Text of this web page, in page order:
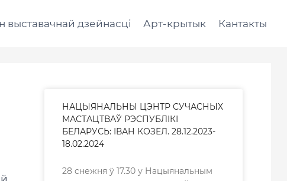
выставачнай дзейнасці Арт-крытык Кантакты
НАЦЫЯНАЛЬНЫ ЦЭНТР СУЧАСНЫХ
МАСТАЦТВАЎ РЭСПУБЛІКІ
БЕЛАРУСЬ: ІВАН КОЗЕЛ. 28.12.2023-
18.02.2024
28 cнежня ў 17.30 у Нацыянальным